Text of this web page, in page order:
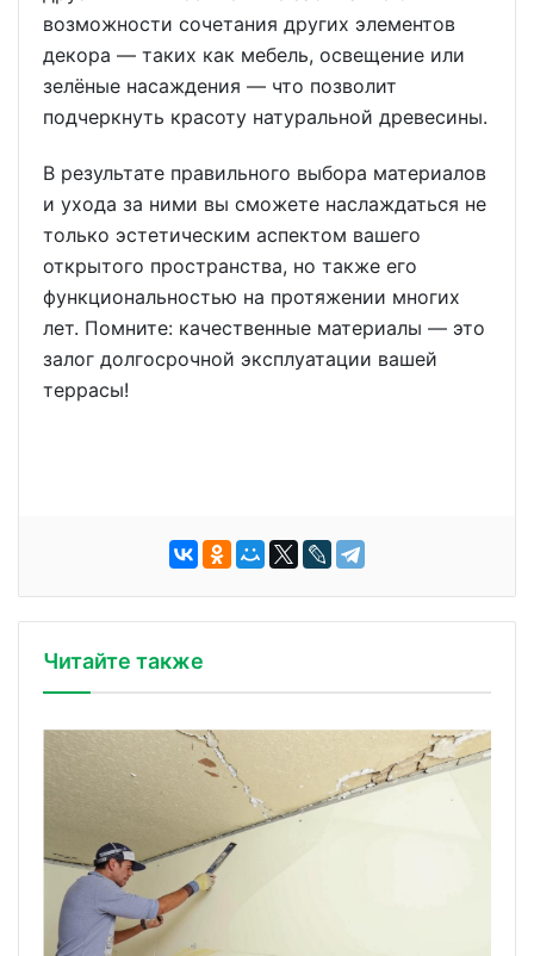
возможности сочетания других элементов
декора — таких как мебель, освещение или
зелёные насаждения — что позволит
подчеркнуть красоту натуральной древесины.
В результате правильного выбора материалов
и ухода за ними вы сможете наслаждаться не
только эстетическим аспектом вашего
открытого пространства, но также его
функциональностью на протяжении многих
лет. Помните: качественные материалы — это
залог долгосрочной эксплуатации вашей
террасы!
Читайте также